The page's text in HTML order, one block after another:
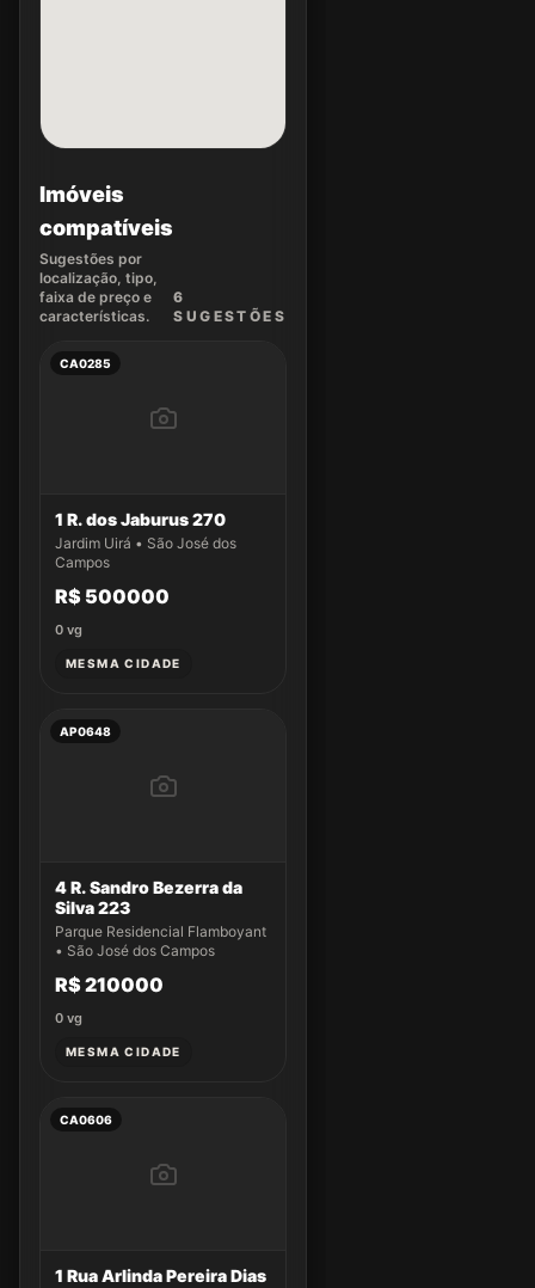
Imóveis
compatíveis
Sugestões por
localização, tipo,
faixa de preço e
características.
6
SUGEST ÕES
CA0285
1 R. dos Jaburus 270
Jardim Uirá • São José dos
Campos
R$ 500000
0 vg
MESMA CIDADE
AP0648
4 R. Sandro Bezerra da
Silva 223
Parque Residencial Flamboyant
• São José dos Campos
R$ 210000
0 vg
MESMA CIDADE
CA0606
1 Rua Arlinda Pereira Dias